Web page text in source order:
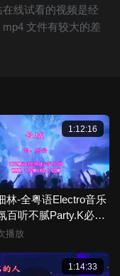
线试看的视频是经
文件有较大的差
是因为寂寞才想你
快介绍给你的朋友，
是因为寂寞才想你
存在分类错误，清晰
行 我要纠错， 谢谢！
信息，若您发现有相
诉 ，一旦核实，平台
版权归原作者所
1:12:16
林-全粤语Electro音乐
百听不腻Party.K必备
串烧
播放
1:14:33